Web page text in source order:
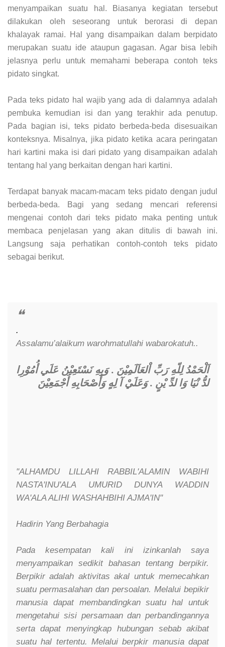
menyampaikan suatu hal. Biasanya kegiatan tersebut
dilakukan oleh seseorang untuk berorasi di depan
khalayak ramai. Hal yang disampaikan dalam berpidato
merupakan suatu ide ataupun gagasan. Agar bisa lebih
jelasnya perlu untuk memahami beberapa contoh teks
pidato singkat.
Pada teks pidato hal wajib yang ada di dalamnya adalah
pembuka kemudian isi dan yang terakhir ada penutup.
Pada bagian isi, teks pidato berbeda-beda disesuaikan
konteksnya. Misalnya, jika pidato ketika acara peringatan
hari kartini maka isi dari pidato yang disampaikan adalah
tentang hal yang berkaitan dengan hari kartini.
Terdapat banyak macam-macam teks pidato dengan judul
berbeda-beda. Bagi yang sedang mencari referensi
mengenai contoh dari teks pidato maka penting untuk
membaca penjelasan yang akan ditulis di bawah ini.
Langsung saja perhatikan contoh-contoh teks pidato
sebagai berikut.
.
Assalamu’alaikum warohmatullahi wabarokatuh..
اَلْحَمْدُ لِلّهِ رَبِّ اْلعَاَلَمِيْنَ . وَبِهِ نَسْتَعِيْنُ عَلَي أُمُوْرِا
لدُّ نْيَا وَا لدِّ يْنٍ .وَعَلَيْ آ لِهٍ وَأَصْحَابِهِ أَجْمَعِيْنَ
"ALHAMDU LILLAHI RABBIL'ALAMIN WABIHI
NASTA'INU'ALA UMURID DUNYA WADDIN
WA'ALA ALIHI WASHAHBIHI AJMA'IN"
Hadirin Yang Berbahagia
Pada kesempatan kali ini izinkanlah saya
menyampaikan sedikit bahasan tentang berpikir.
Berpikir adalah aktivitas akal untuk memecahkan
suatu permasalahan dan persoalan. Melalui bepikir
manusia dapat membandingkan suatu hal untuk
mengetahui sisi persamaan dan perbandingannya
serta dapat menyingkap hubungan sebab akibat
suatu hal tertentu. Melalui berpkir manusia dapat